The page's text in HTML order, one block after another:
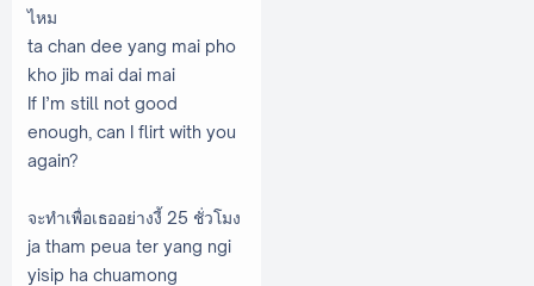
ไหม
ta chan dee yang mai pho
kho jib mai dai mai
If I’m still not good
enough, can I flirt with you
again?
จะทำเพื่อเธออย่างงี้ 25 ชั่วโมง
ja tham peua ter yang ngi
yisip ha chuamong